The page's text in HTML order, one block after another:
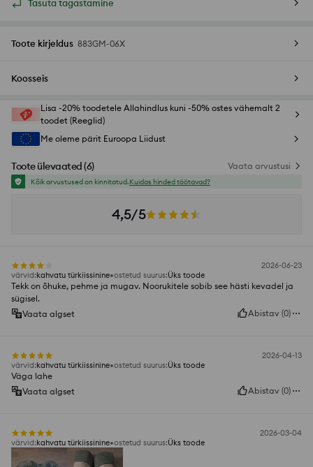
Tasuta tagastamine
Toote kirjeldus 883GM-06X
Koosseis
Lisa -20% toodetele Allahindlus kuni -50% ostes vähemalt 2
toodet (Reeglid)
Me oleme pärit Euroopa Liidust
Toote ülevaated (6) Vaata arvustusi
Kõik arvustused on kinnitatud.Kuidas hinded töötavad?
4,5/5
2026-06-23
värvid:kahvatu türkiissinine ostetud suurus:Üks toode
Tekk on õhuke, pehme ja mugav. Noorukitele sobib see hästi kevadel ja
sügisel.
Vaata algset
Abistav (0)
2026-04-13
värvid:kahvatu türkiissinine ostetud suurus:Üks toode
Väga lahe
Vaata algset
Abistav (0)
2026-03-04
värvid:kahvatu türkiissinine ostetud suurus:Üks toode